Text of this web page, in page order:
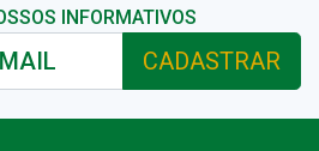
INFORMATIVOS
CADASTRAR